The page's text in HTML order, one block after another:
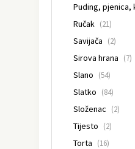
Puding, pjenica,
Ručak (21)
Savijača (2)
Sirova hrana (7)
Slano (54)
Slatko (84)
Složenac (2)
Tijesto (2)
Torta (16)